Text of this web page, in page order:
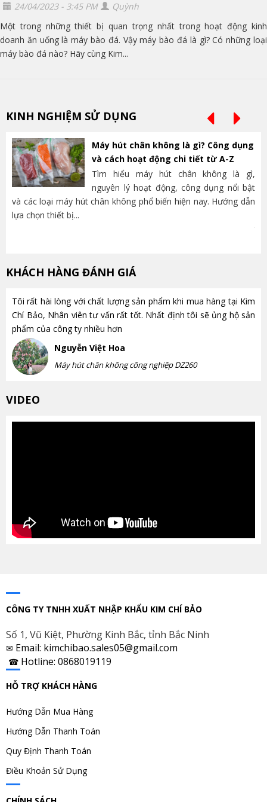
24/04/2023 - 3:45 PM
Quỳnh
Một trong những thiết bị quan trọng nhất trong hoạt động kinh
doanh ăn uống là máy bào đá. Vậy máy bào đá là gì? Có những loại
máy bào đá nào? Hãy cùng Kim...
KINH NGHIỆM SỬ DỤNG
Máy hút chân không là gì? Công dụng
và cách hoạt động chi tiết từ A-Z
Tìm hiểu máy hút chân không là gì,
nguyên lý hoạt động, công dụng nổi bật
và các loại máy hút chân không phổ biến hiện nay. Hướng dẫn
lựa chọn thiết bị...
KHÁCH HÀNG ĐÁNH GIÁ
Tôi rất hài lòng với chất lượng sản phẩm khi mua hàng tại Kim
Chí Bảo, Nhân viên tư vấn rất tốt. Nhất định tôi sẽ ủng hộ sản
phẩm của công ty nhiều hơn
Nguyễn Việt Hoa
Máy hút chân không công nghiệp DZ260
VIDEO
CÔNG TY TNHH XUẤT NHẬP KHẨU KIM CHÍ BẢO
Số 1, Vũ Kiệt, Phường Kinh Bắc, tỉnh Bắc Ninh
✉ Email: kimchibao.sales05@gmail.com
☎ Hotline: 0868019119
HỖ TRỢ KHÁCH HÀNG
Hướng Dẫn Mua Hàng
Hướng Dẫn Thanh Toán
Quy Định Thanh Toán
Điều Khoản Sử Dụng